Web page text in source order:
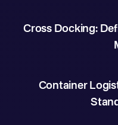
Cross Docking:
Container